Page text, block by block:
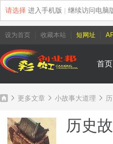
请选择 进入手机版 | 继续访问电脑
设为首页 收藏本站 短网址
首页
»
更多文章
›
小故事大道理
历史